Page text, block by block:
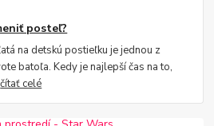
posteľ?
na detskú postieľku je jednou z
batoľa. Kedy je najlepší čas na to,
čítať celé